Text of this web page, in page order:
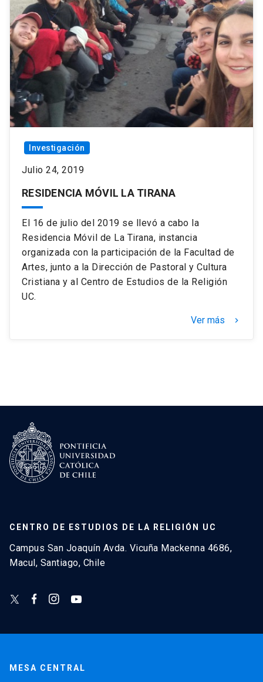
Investigación
Julio 24, 2019
RESIDENCIA MÓVIL LA TIRANA
El 16 de julio del 2019 se llevó a cabo la
Residencia Móvil de La Tirana, instancia
organizada con la participación de la Facultad de
Artes, junto a la Dirección de Pastoral y Cultura
Cristiana y al Centro de Estudios de la Religión
UC.
Ver más keyboard_arrow_right
CENTRO DE ESTUDIOS DE LA RELIGIÓN UC
Campus San Joaquín Avda. Vicuña Mackenna 4686,
Macul, Santiago, Chile
MESA CENTRAL